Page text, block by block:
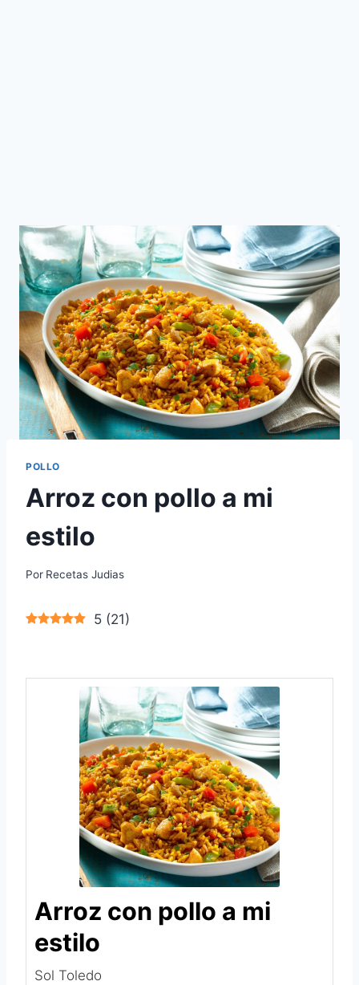
POLLO
Arroz con pollo a mi
estilo
Por Recetas Judias
5 (21)
Arroz con pollo a mi
estilo
Sol Toledo